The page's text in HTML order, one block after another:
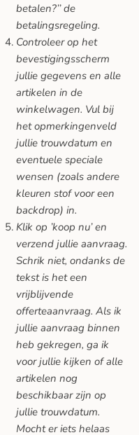
betalen?’’ de
betalingsregeling.
Controleer op het
bevestigingsscherm
jullie gegevens en alle
artikelen in de
winkelwagen. Vul bij
het opmerkingenveld
jullie trouwdatum en
eventuele speciale
wensen (zoals andere
kleuren stof voor een
backdrop) in.
Klik op ’koop nu’ en
verzend jullie aanvraag.
Schrik niet, ondanks de
tekst is het een
vrijblijvende
offerteaanvraag. Als ik
jullie aanvraag binnen
heb gekregen, ga ik
voor jullie kijken of alle
artikelen nog
beschikbaar zijn op
jullie trouwdatum.
Mocht er iets helaas